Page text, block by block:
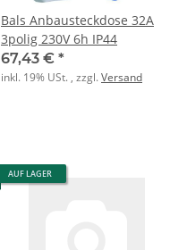
Bals Anbausteckdose 32A
3polig 230V 6h IP44
67,43 € *
inkl. 19% USt. , zzgl.Versand
AUF LAGER